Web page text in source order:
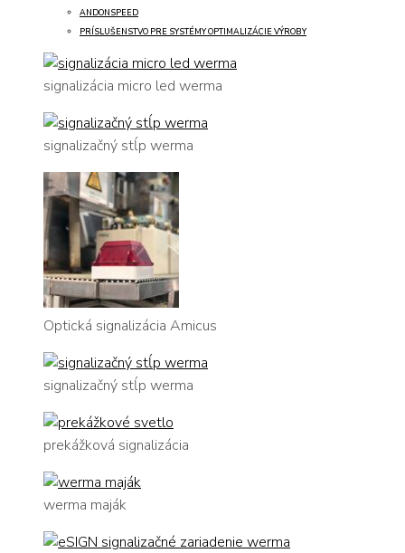
ANDONSPEED
PRÍSLUŠENSTVO PRE SYSTÉMY OPTIMALIZÁCIE VÝROBY
signalizácia micro led werma
signalizačný stĺp werma
Optická signalizácia Amicus
signalizačný stĺp werma
prekážková signalizácia
werma maják